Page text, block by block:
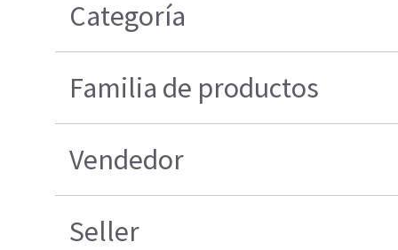
Categoría
Familia de productos
Vendedor
Seller